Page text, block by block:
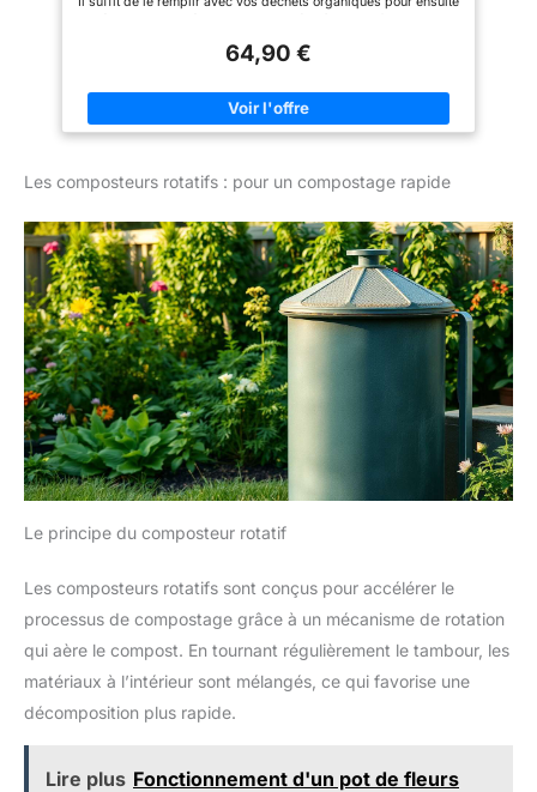
jardin est équipé de douze aérations par côté (soit un total de
d'oxygène pour une fermentation très efficace COUVERCLE À
CLIPSER : Protège efficacement contre les petites bêtes
indésirables et les intempéries, en évitant que le vent ne
GRANDE CAPACITÉ : Avec une capacité de 300 litres, ce
l'efficacité du compostage et de la fermentation
INFORMATIONS SUR LE COMPOSTEUR DE JARDIN :
Dimensions totales : 60,5L x 60,5l x 81,5H cm ; - Capacité :
300 L
64,90 €
Les composteurs rotatifs : pour un compostage rapide
Le principe du composteur rotatif
Les composteurs rotatifs sont conçus pour accélérer le
processus de compostage grâce à un mécanisme de rotation
qui aère le compost. En tournant régulièrement le tambour, les
matériaux à l’intérieur sont mélangés, ce qui favorise une
décomposition plus rapide.
Lire plus Fonctionnement d'un pot de fleurs